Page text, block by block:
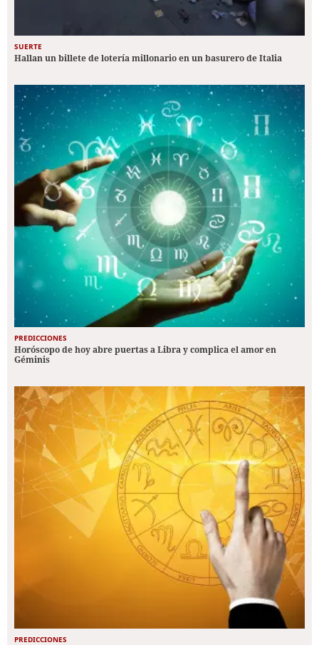
SUERTE
Hallan un billete de lotería millonario en un basurero de Italia
PREDICCIONES
Horóscopo de hoy abre puertas a Libra y complica el amor en
Géminis
PREDICCIONES